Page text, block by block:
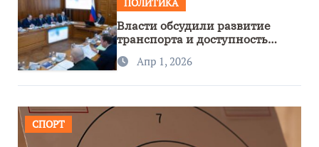
Власти обсудили развитие
транспорта и доступность
региона
Апр 1, 2026
СПОРТ